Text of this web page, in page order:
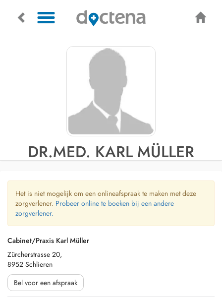
DR.MED. KARL MÜLLER
Het is niet mogelijk om een onlineafspraak te maken met deze
zorgverlener. Probeer online te boeken bij een andere
zorgverlener.
Cabinet/Praxis Karl Müller
Zürcherstrasse 20,
8952 Schlieren
Bel voor een afspraak